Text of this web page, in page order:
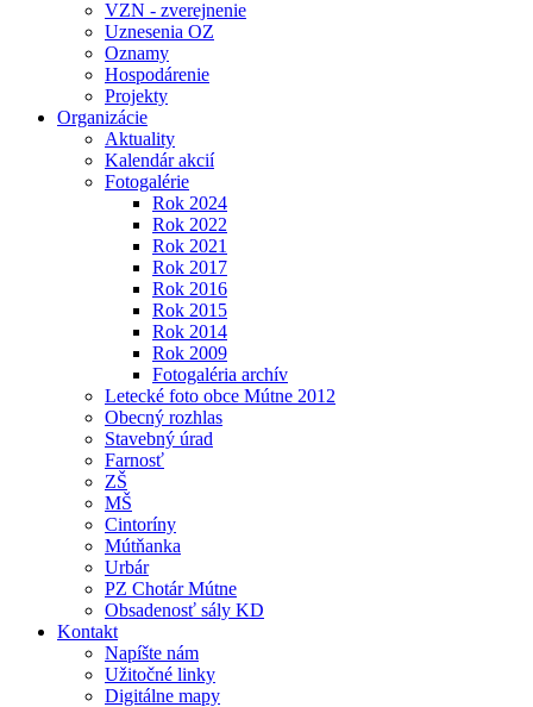
VZN - zverejnenie
Uznesenia OZ
Oznamy
Hospodárenie
Projekty
Organizácie
Aktuality
Kalendár akcií
Fotogalérie
Rok 2024
Rok 2022
Rok 2021
Rok 2017
Rok 2016
Rok 2015
Rok 2014
Rok 2009
Fotogaléria archív
Letecké foto obce Mútne 2012
Obecný rozhlas
Stavebný úrad
Farnosť
ZŠ
MŠ
Cintoríny
Mútňanka
Urbár
PZ Chotár Mútne
Obsadenosť sály KD
Kontakt
Napíšte nám
Užitočné linky
Digitálne mapy